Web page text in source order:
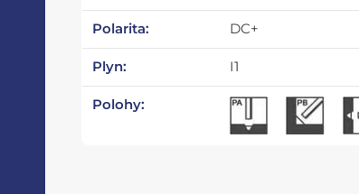
Polarita: DC+
Plyn: I1
Polohy: